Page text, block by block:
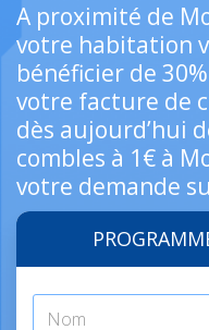
A proximité de
votre habitation
bénéficier de
votre facture de
dès aujourd’hui
combles à 1€ à
votre demande